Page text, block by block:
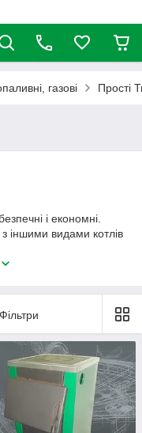
газові Прості
і економні.
іншими видами котлів
Ви можете
для всіх
дрова, тощо)
Фільтри